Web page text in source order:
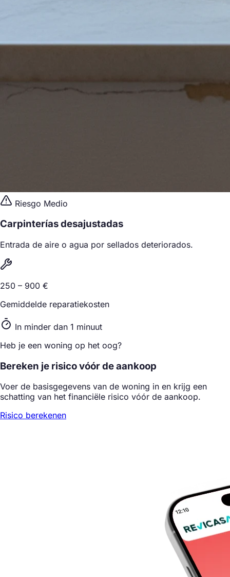
Riesgo Medio
Carpinterías desajustadas
Entrada de aire o agua por sellados deteriorados.
250 – 900 €
Gemiddelde reparatiekosten
In minder dan 1 minuut
Heb je een woning op het oog?
Bereken je risico vóór de aankoop
Voer de basisgegevens van de woning in en krijg een
schatting van het financiële risico vóór de aankoop.
Risico berekenen